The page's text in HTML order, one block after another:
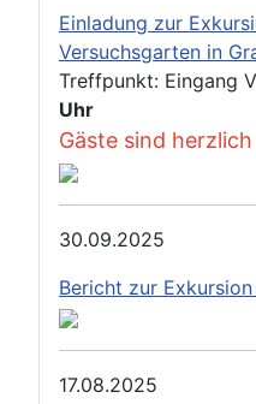
Einladung zur
Versuchsgarten in
Treffpunkt: Eingang
Uhr
Gäste sind
30.09.2025
Bericht zur
17.08.2025